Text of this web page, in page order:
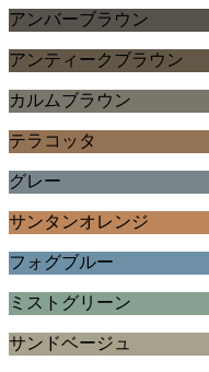
アンバーブラウン
アンティークブラウン
カルムブラウン
テラコッタ
グレー
サンタンオレンジ
フォグブルー
ミストグリーン
サンドベージュ